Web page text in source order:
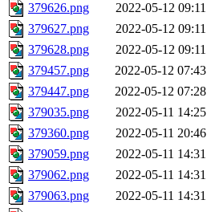
379626.png
2022-05-12 09:11
379627.png
2022-05-12 09:11
379628.png
2022-05-12 09:11
379457.png
2022-05-12 07:43
379447.png
2022-05-12 07:28
379035.png
2022-05-11 14:25
379360.png
2022-05-11 20:46
379059.png
2022-05-11 14:31
379062.png
2022-05-11 14:31
379063.png
2022-05-11 14:31